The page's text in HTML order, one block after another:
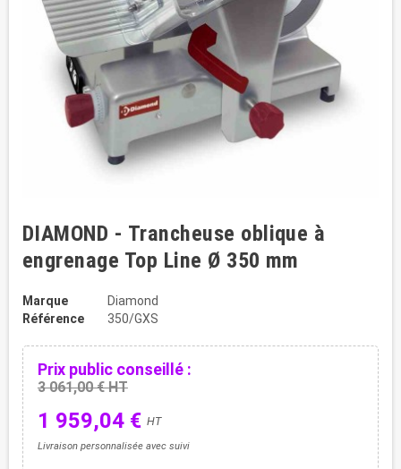
DIAMOND - Trancheuse oblique à
engrenage Top Line Ø 350 mm
Marque
Diamond
Référence
350/GXS
Prix public conseillé :
3 061,00 € HT
1 959,04 € HT
Livraison personnalisée avec suivi